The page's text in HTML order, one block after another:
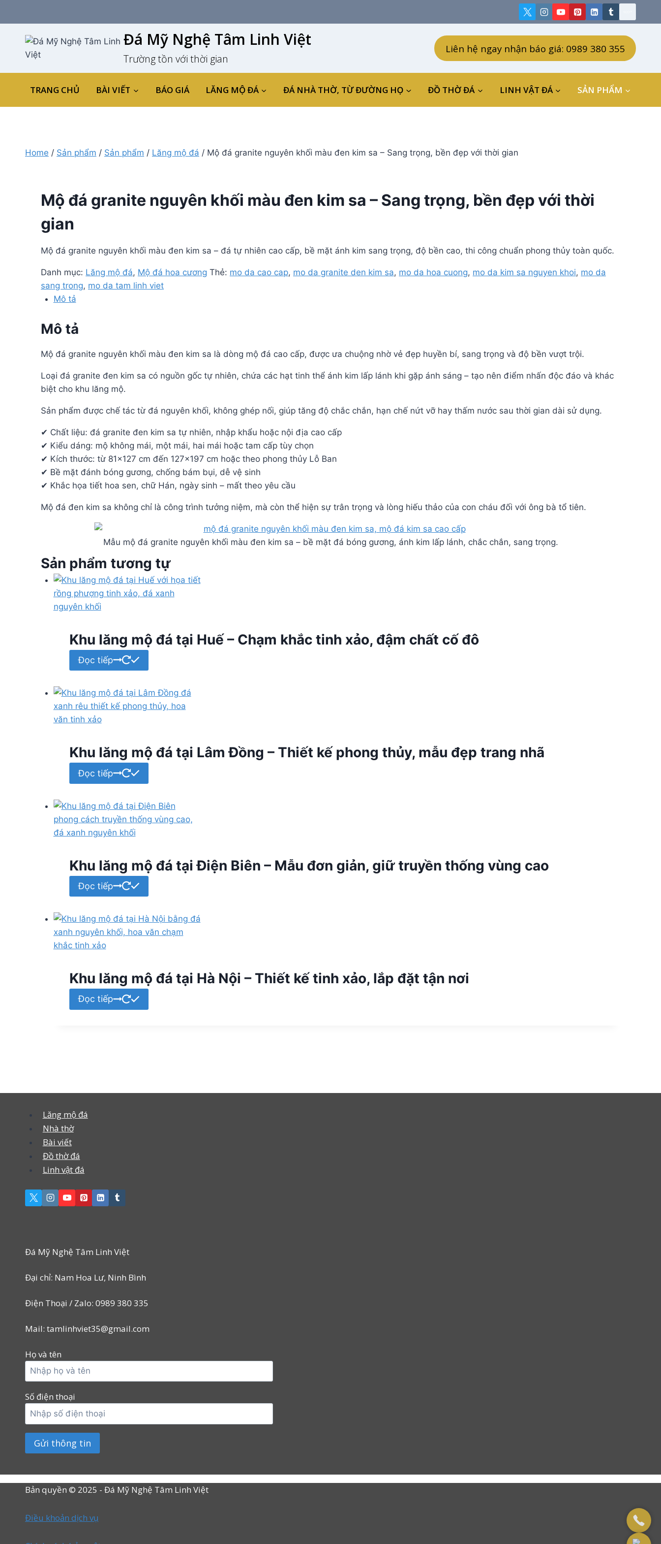
content
Đá Mỹ Nghệ Tâm Linh Việt
Trường tồn với thời gian
Liên hệ ngay nhận báo giá: 0989 380 355
TRANG CHỦ BÀI VIẾT BÁO GIÁ LĂNG MỘ ĐÁ ĐÁ NHÀ THỜ, TỪ ĐƯỜNG HỌ ĐỒ THỜ ĐÁ LINH VẬT ĐÁ SẢN PHẨM
Home / Sản phẩm / Sản phẩm / Lăng mộ đá / Mộ đá granite nguyên khối màu đen kim sa – Sang trọng, bền đẹp với thời gian
Mộ đá granite nguyên khối màu đen kim sa – Sang trọng, bền đẹp với thời
gian
Mộ đá granite nguyên khối màu đen kim sa – đá tự nhiên cao cấp, bề mặt ánh kim sang trọng, độ bền cao, thi công chuẩn phong thủy toàn quốc.
Danh mục: Lăng mộ đá, Mộ đá hoa cương Thẻ: mo da cao cap, mo da granite den kim sa, mo da hoa cuong, mo da kim sa nguyen khoi, mo da
sang trong, mo da tam linh viet
Mô tả
Mô tả
Mộ đá granite nguyên khối màu đen kim sa là dòng mộ đá cao cấp, được ưa chuộng nhờ vẻ đẹp huyền bí, sang trọng và độ bền vượt trội.
Loại đá granite đen kim sa có nguồn gốc tự nhiên, chứa các hạt tinh thể ánh kim lấp lánh khi gặp ánh sáng – tạo nên điểm nhấn độc đáo và khác
biệt cho khu lăng mộ.
Sản phẩm được chế tác từ đá nguyên khối, không ghép nối, giúp tăng độ chắc chắn, hạn chế nứt vỡ hay thấm nước sau thời gian dài sử dụng.
✔ Chất liệu: đá granite đen kim sa tự nhiên, nhập khẩu hoặc nội địa cao cấp
✔ Kiểu dáng: mộ không mái, một mái, hai mái hoặc tam cấp tùy chọn
✔ Kích thước: từ 81×127 cm đến 127×197 cm hoặc theo phong thủy Lỗ Ban
✔ Bề mặt đánh bóng gương, chống bám bụi, dễ vệ sinh
✔ Khắc họa tiết hoa sen, chữ Hán, ngày sinh – mất theo yêu cầu
Mộ đá đen kim sa không chỉ là công trình tưởng niệm, mà còn thể hiện sự trân trọng và lòng hiếu thảo của con cháu đối với ông bà tổ tiên.
Mẫu mộ đá granite nguyên khối màu đen kim sa – bề mặt đá bóng gương, ánh kim lấp lánh, chắc chắn, sang trọng.
Sản phẩm tương tự
Khu lăng mộ đá tại Huế – Chạm khắc tinh xảo, đậm chất cố đô
Đọc tiếp
Khu lăng mộ đá tại Lâm Đồng – Thiết kế phong thủy, mẫu đẹp trang nhã
Đọc tiếp
Khu lăng mộ đá tại Điện Biên – Mẫu đơn giản, giữ truyền thống vùng cao
Đọc tiếp
Khu lăng mộ đá tại Hà Nội – Thiết kế tinh xảo, lắp đặt tận nơi
Đọc tiếp
Lăng mộ đá
Nhà thờ
Bài viết
Đồ thờ đá
Linh vật đá
Đá Mỹ Nghệ Tâm Linh Việt
Đại chỉ: Nam Hoa Lư, Ninh Bình
Điện Thoại / Zalo: 0989 380 335
Mail: tamlinhviet35@gmail.com
Họ và tên
Số điện thoại
Bản quyền © 2025 - Đá Mỹ Nghệ Tâm Linh Việt
Điều khoản dịch vụ